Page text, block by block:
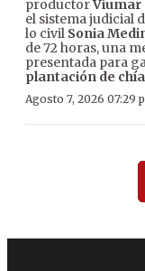
productorViumar
el sistema judicial
lo civil Sonia
de 72 horas, una
presentada para
plantación de chía
Agosto 7, 2026 07:29